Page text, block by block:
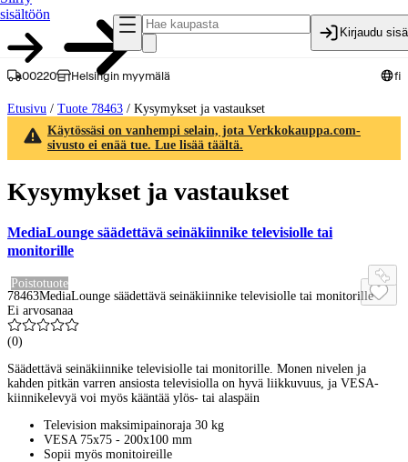
sisältöön
Kirjaudu
00220 Helsingin myymälä fi
Etusivu / Tuote 78463 / Kysymykset ja vastaukset
Käytössäsi on vanhempi selain, jota Verkkokauppa.com-
sivusto ei enää tue. Lue lisää täältä.
Kysymykset ja vastaukset
MediaLounge säädettävä seinäkiinnike televisiolle tai
monitorille
Poistotuote
78463MediaLounge säädettävä seinäkiinnike televisiolle tai monitorille
Ei arvosanaa
(0)
Säädettävä seinäkiinnike televisiolle tai monitorille. Monen nivelen ja
kahden pitkän varren ansiosta televisiolla on hyvä liikkuvuus, ja VESA-
kiinnikelevyä voi myös kääntää ylös- tai alaspäin
Television maksimipainoraja 30 kg
VESA 75x75 - 200x100 mm
Sopii myös monitoireille